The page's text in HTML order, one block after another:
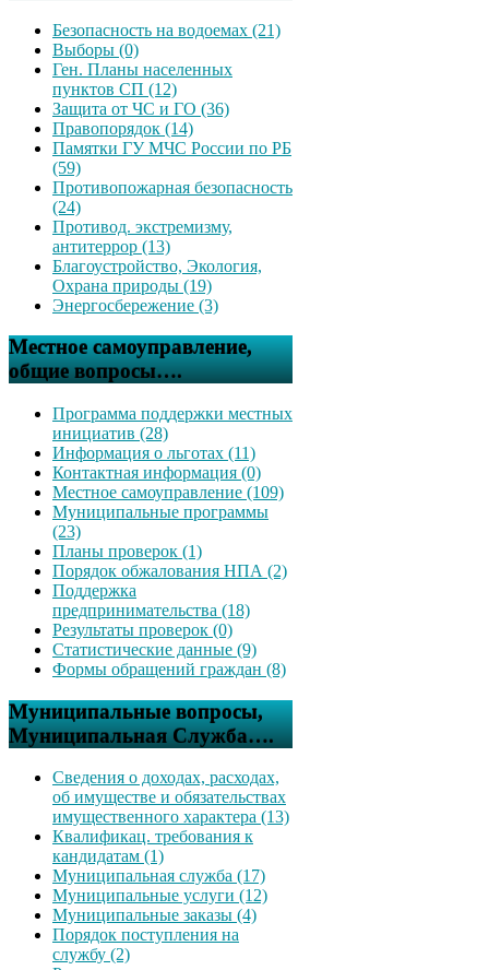
Безопасность на водоемах (21)
Выборы (0)
Ген. Планы населенных
пунктов СП (12)
Защита от ЧС и ГО (36)
Правопорядок (14)
Памятки ГУ МЧС России по РБ
(59)
Противопожарная безопасность
(24)
Противод. экстремизму,
антитеррор (13)
Благоустройство, Экология,
Охрана природы (19)
Энергосбережение (3)
Местное самоуправление,
общие вопросы….
Программа поддержки местных
инициатив (28)
Информация о льготах (11)
Контактная информация (0)
Местное самоуправление (109)
Муниципальные программы
(23)
Планы проверок (1)
Порядок обжалования НПА (2)
Поддержка
предпринимательства (18)
Результаты проверок (0)
Статистические данные (9)
Формы обращений граждан (8)
Муниципальные вопросы,
Муниципальная Служба….
Сведения о доходах, расходах,
об имуществе и обязательствах
имущественного характера (13)
Квалификац. требования к
кандидатам (1)
Муниципальная служба (17)
Муниципальные услуги (12)
Муниципальные заказы (4)
Порядок поступления на
службу (2)